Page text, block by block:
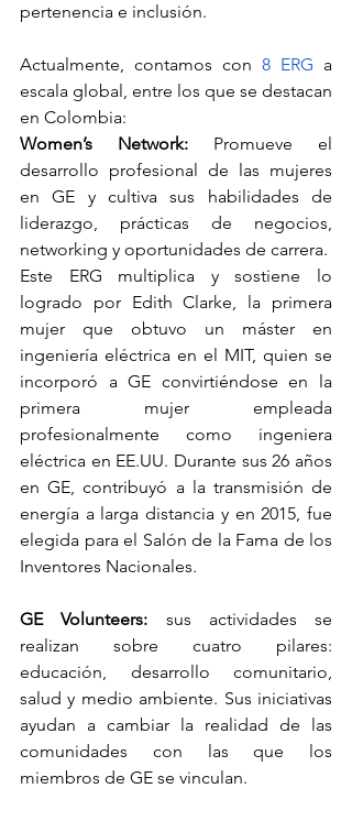
pertenencia e inclusión.
Actualmente, contamos con 8 ERG a
escala global, entre los que se destacan
en Colombia:
Women’s Network: Promueve el
desarrollo profesional de las mujeres
en GE y cultiva sus habilidades de
liderazgo, prácticas de negocios,
networking y oportunidades de carrera.
Este ERG multiplica y sostiene lo
logrado por Edith Clarke, la primera
mujer que obtuvo un máster en
ingeniería eléctrica en el MIT, quien se
incorporó a GE convirtiéndose en la
primera mujer empleada
profesionalmente como ingeniera
eléctrica en EE.UU. Durante sus 26 años
en GE, contribuyó a la transmisión de
energía a larga distancia y en 2015, fue
elegida para el Salón de la Fama de los
Inventores Nacionales.
GE Volunteers: sus actividades se
realizan sobre cuatro pilares:
educación, desarrollo comunitario,
salud y medio ambiente. Sus iniciativas
ayudan a cambiar la realidad de las
comunidades con las que los
miembros de GE se vinculan.